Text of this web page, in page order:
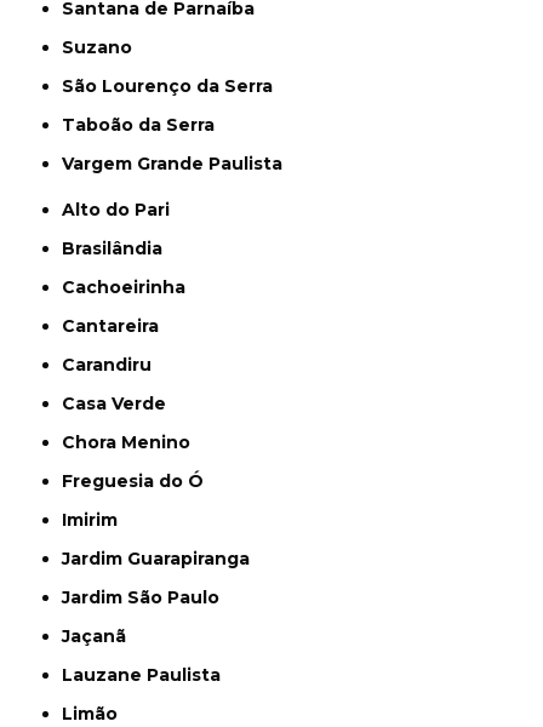
Santana de Parnaíba
Suzano
São Lourenço da Serra
Taboão da Serra
Vargem Grande Paulista
Alto do Pari
Brasilândia
Cachoeirinha
Cantareira
Carandiru
Casa Verde
Chora Menino
Freguesia do Ó
Imirim
Jardim Guarapiranga
Jardim São Paulo
Jaçanã
Lauzane Paulista
Limão